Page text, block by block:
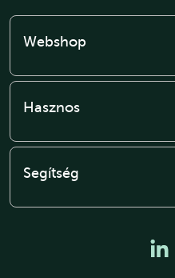
Webshop
Hasznos
Segítség